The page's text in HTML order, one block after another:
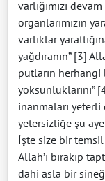
varlığımızı
organlarımızın
varlıklar
yağdıranın” [3]
putların herhangi
yoksunluklarını”
inanmaları
yetersizliğe şu
İşte size bir
Allah’ı bırakıp
dahi asla bir